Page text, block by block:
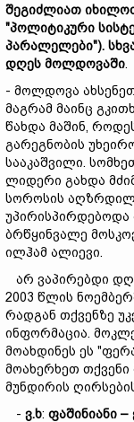
შეგიძლიათ
"პოლიტიკური
პარალელები").
დღეს მოლდოვაში.
- მოლდოვა
მაგრამ მაინც
წახდა მაშინ,
გარეგნობის
სააკაშვილი.
ლიდერი გახდა
სოროსის
ბრწყინვალე
ილჰამ ალიევი.
არ ვაპირებდი
2003 წლის
რადგან თქვენზე
ინფორმაცია.
მოახდინეს ეს
მოახერხეთ
მუნდირის
- ვ.ხ: ფაშინიანი –